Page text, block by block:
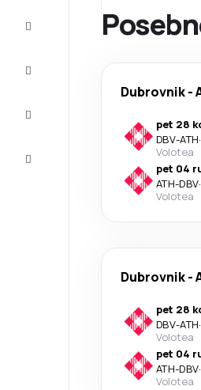
Dubrovnik-
pet 28
DBV-ATH·
Volotea
pet 04
ATH-DBV·
Volotea
Dubrovnik-
pet 28
DBV-ATH·
Volotea
pet 04
ATH-DBV·
Volotea